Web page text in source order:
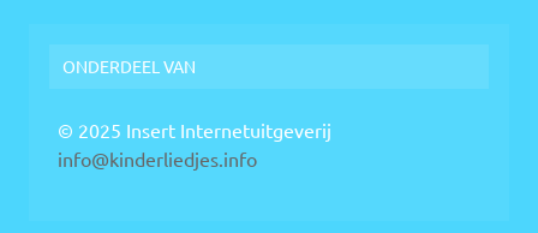
ONDERDEEL VAN
© 2025 Insert Internetuitgeverij
info@kinderliedjes.info